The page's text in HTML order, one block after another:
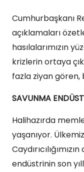
Cumhurbaşkanı
açıklamaları
hasılalarımızın
krizlerin ortaya
fazla ziyan
SAVUNMA
Halihazırda
yaşanıyor.
endüstrinin son